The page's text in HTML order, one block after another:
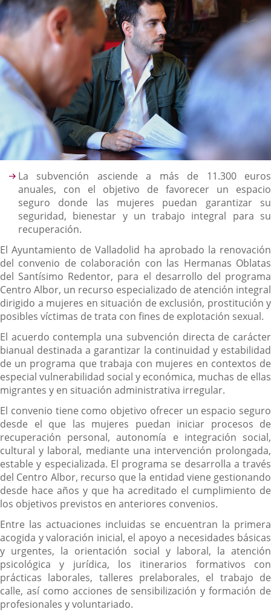
Descripción
La subvención asciende a más de 11.300 euros
anuales, con el objetivo de favorecer un espacio
seguro donde las mujeres puedan garantizar su
seguridad, bienestar y un trabajo integral para su
recuperación.
El Ayuntamiento de Valladolid ha aprobado la renovación
del convenio de colaboración con las Hermanas Oblatas
del Santísimo Redentor, para el desarrollo del programa
Centro Albor, un recurso especializado de atención integral
dirigido a mujeres en situación de exclusión, prostitución y
posibles víctimas de trata con fines de explotación sexual.
El acuerdo contempla una subvención directa de carácter
bianual destinada a garantizar la continuidad y estabilidad
de un programa que trabaja con mujeres en contextos de
especial vulnerabilidad social y económica, muchas de ellas
migrantes y en situación administrativa irregular.
El convenio tiene como objetivo ofrecer un espacio seguro
desde el que las mujeres puedan iniciar procesos de
recuperación personal, autonomía e integración social,
cultural y laboral, mediante una intervención prolongada,
estable y especializada. El programa se desarrolla a través
del Centro Albor, recurso que la entidad viene gestionando
desde hace años y que ha acreditado el cumplimiento de
los objetivos previstos en anteriores convenios.
Entre las actuaciones incluidas se encuentran la primera
acogida y valoración inicial, el apoyo a necesidades básicas
y urgentes, la orientación social y laboral, la atención
psicológica y jurídica, los itinerarios formativos con
prácticas laborales, talleres prelaborales, el trabajo de
calle, así como acciones de sensibilización y formación de
profesionales y voluntariado.